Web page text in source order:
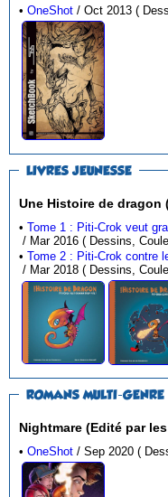
•OneShot / Oct
LIVRES JEUNESSE
•Tome 1 : Piti-Crok veut
/ Mar 2016 (
•Tome 2 : Piti-Crok contre
/ Mar 2018 (
ROMANS MULTI-GENRE
•OneShot / Sep